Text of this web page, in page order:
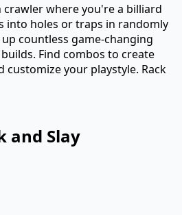
where you're a billiard
into holes or traps in randomly
countless game-changing
Find combos to create
customize your playstyle. Rack
and Slay